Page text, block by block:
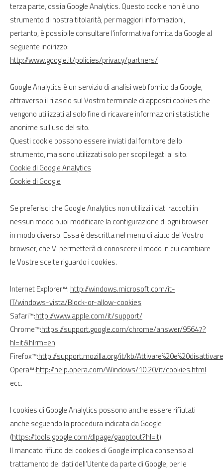
terza parte, ossia Google Analytics. Questo cookie non è uno
strumento di nostra titolarità, per maggiori informazioni,
pertanto, è possibile consultare l'informativa fornita da Google al
seguente indirizzo:
http://www.google.it/policies/privacy/partners/
Google Analytics è un servizio di analisi web fornito da Google,
attraverso il rilascio sul Vostro terminale di appositi cookies che
vengono utilizzati al solo fine di ricavare informazioni statistiche
anonime sull'uso del sito.
Questi cookie possono essere inviati dal fornitore dello
strumento, ma sono utilizzati solo per scopi legati al sito.
Cookie di Google Analytics
Cookie di Google
Se preferisci che Google Analytics non utilizzi i dati raccolti in
nessun modo puoi modificare la configurazione di ogni browser
in modo diverso. Essa è descritta nel menu di aiuto del Vostro
browser, che Vi permetterà di conoscere il modo in cui cambiare
le Vostre scelte riguardo i cookies.
Internet Explorer™: http://windows.microsoft.com/it-
IT/windows-vista/Block-or-allow-cookies
Safari™:http://www.apple.com/it/support/
Chrome™:https://support.google.com/chrome/answer/95647?
hl=it&hlrm=en
Firefox™:http://support.mozilla.org/it/kb/
Opera™:http://help.opera.com/Windows/10.20/it/cookies.html
ecc.
I cookies di Google Analytics possono anche essere rifiutati
anche seguendo la procedura indicata da Google
(https://tools.google.com/dlpage/gaoptout?hl=it).
Il mancato rifiuto dei cookies di Google implica consenso al
trattamento dei dati dell’Utente da parte di Google, per le